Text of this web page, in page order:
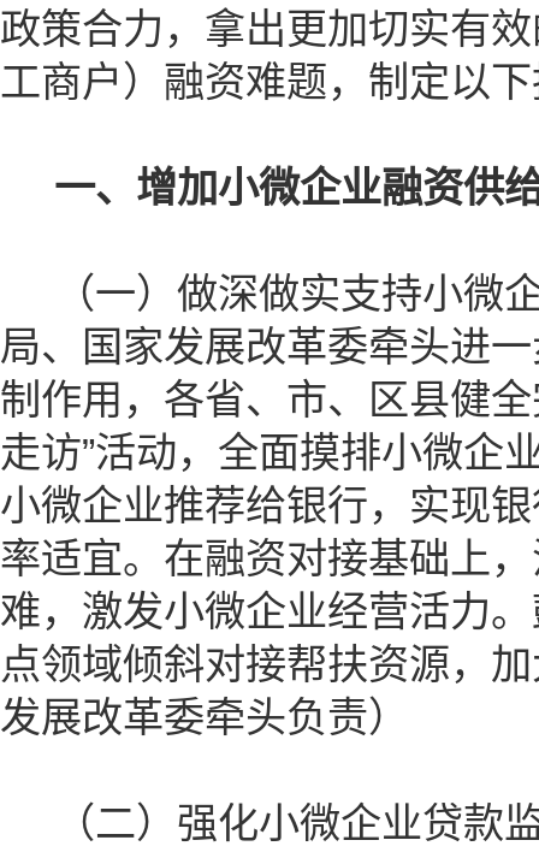
政策合力，拿出更加切实有
工商户）融资难题，制定以
一、增加小微企业融资供
（一）做深做实支持小微
局、国家发展改革委牵头进
制作用，各省、市、区县健
走访”活动，全面摸排小微企
小微企业推荐给银行，实现
率适宜。在融资对接基础上
难，激发小微企业经营活力
点领域倾斜对接帮扶资源，
发展改革委牵头负责）
（二）强化小微企业贷款